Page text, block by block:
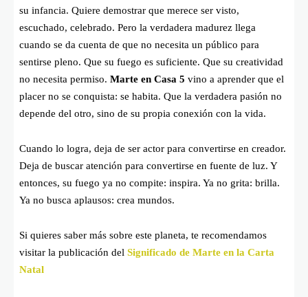
su infancia. Quiere demostrar que merece ser visto,
escuchado, celebrado. Pero la verdadera madurez llega
cuando se da cuenta de que no necesita un público para
sentirse pleno. Que su fuego es suficiente. Que su creatividad
no necesita permiso. Marte en Casa 5 vino a aprender que el
placer no se conquista: se habita. Que la verdadera pasión no
depende del otro, sino de su propia conexión con la vida.
Cuando lo logra, deja de ser actor para convertirse en creador.
Deja de buscar atención para convertirse en fuente de luz. Y
entonces, su fuego ya no compite: inspira. Ya no grita: brilla.
Ya no busca aplausos: crea mundos.
Si quieres saber más sobre este planeta, te recomendamos
visitar la publicación del Significado de Marte en la Carta
Natal